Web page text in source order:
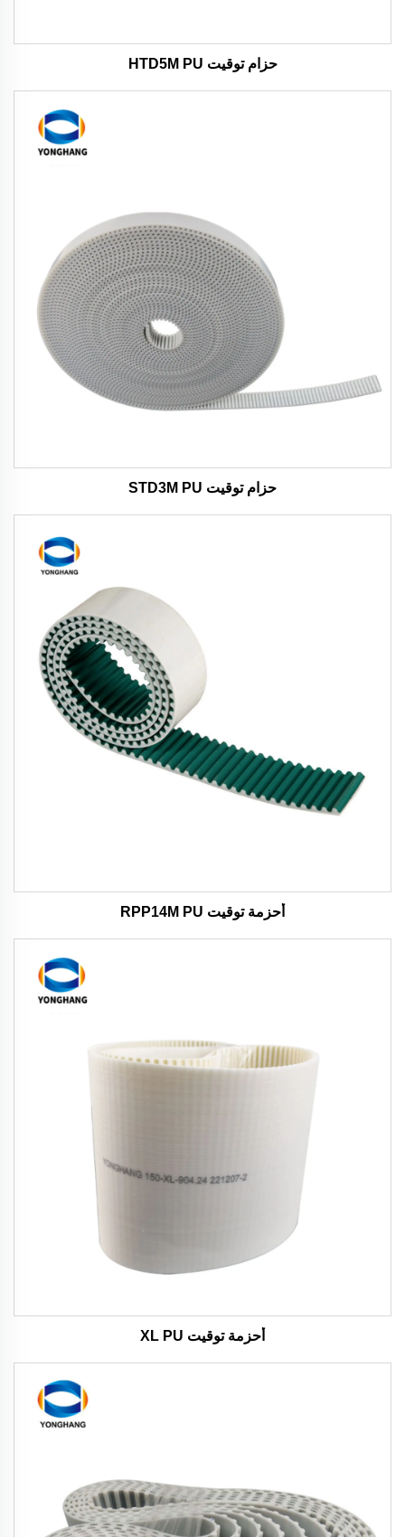
حزام توقيت HTD5M PU
حزام توقيت STD3M PU
أحزمة توقيت RPP14M PU
أحزمة توقيت XL PU